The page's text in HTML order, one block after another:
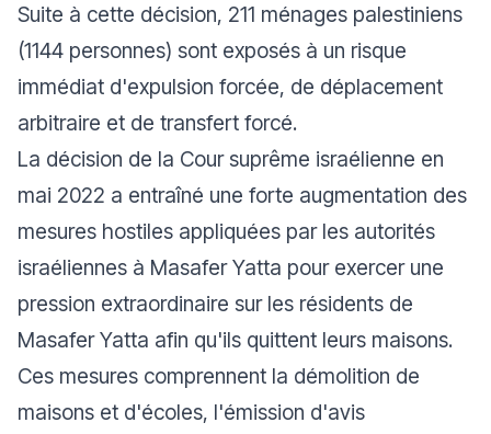
Suite à cette décision, 211 ménages palestiniens
(1144 personnes) sont exposés à un risque
immédiat d'expulsion forcée, de déplacement
arbitraire et de transfert forcé.
La décision de la Cour suprême israélienne en
mai 2022 a entraîné une forte augmentation des
mesures hostiles appliquées par les autorités
israéliennes à Masafer Yatta pour exercer une
pression extraordinaire sur les résidents de
Masafer Yatta afin qu'ils quittent leurs maisons.
Ces mesures comprennent la démolition de
maisons et d'écoles, l'émission d'avis